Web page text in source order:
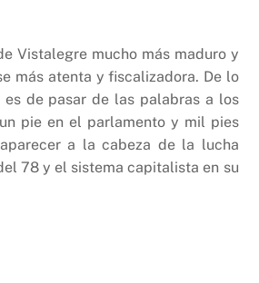
Vistalegre mucho más maduro y
más atenta y fiscalizadora. De lo
de pasar de las palabras a los
pie en el parlamento y mil pies
a la cabeza de la lucha
78 y el sistema capitalista en su